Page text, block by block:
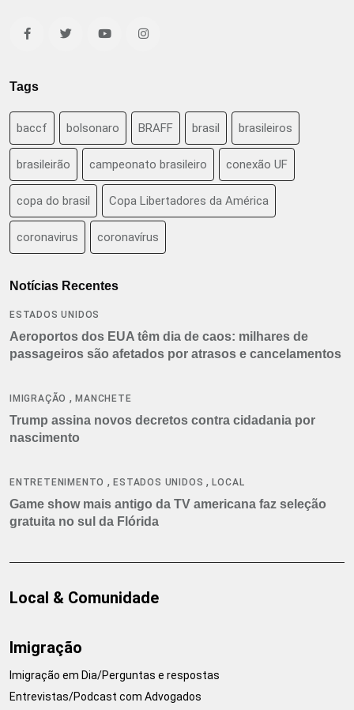
Tags
baccf bolsonaro BRAFF brasil brasileiros
brasileirão campeonato brasileiro conexão UF
copa do brasil Copa Libertadores da América
coronavirus coronavírus
Notícias Recentes
ESTADOS UNIDOS
Aeroportos dos EUA têm dia de caos: milhares de
passageiros são afetados por atrasos e cancelamentos
IMIGRAÇÃO ,MANCHETE
Trump assina novos decretos contra cidadania por
nascimento
ENTRETENIMENTO ,ESTADOS UNIDOS ,LOCAL
Game show mais antigo da TV americana faz seleção
gratuita no sul da Flórida
Local & Comunidade
Imigração
Imigração em Dia/Perguntas e respostas
Entrevistas/Podcast com Advogados